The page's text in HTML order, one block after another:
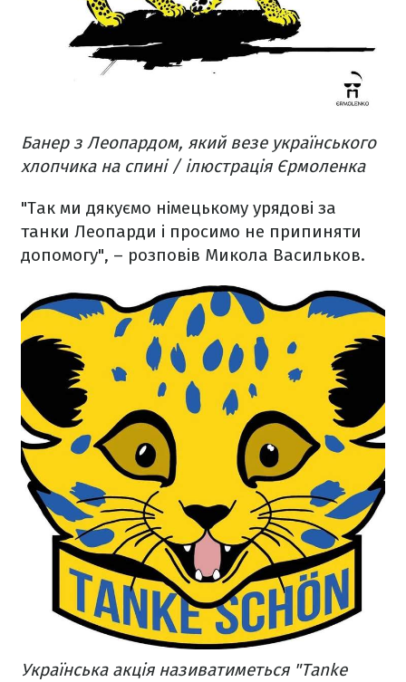
Банер з Леопардом, який везе українського
хлопчика на спині / ілюстрація Єрмоленка
"Так ми дякуємо німецькому урядові за
танки Леопарди і просимо не припиняти
допомогу", – розповів Микола Васильков.
Українська акція називатиметься "Tanke